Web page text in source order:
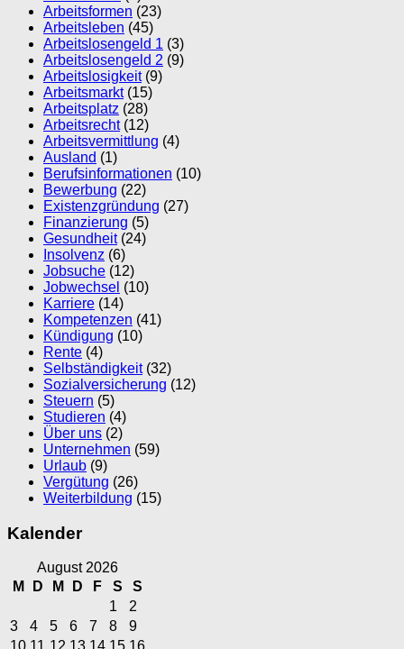
Arbeitsformen (23)
Arbeitsleben (45)
Arbeitslosengeld 1 (3)
Arbeitslosengeld 2 (9)
Arbeitslosigkeit(9)
Arbeitsmarkt(15)
Arbeitsplatz (28)
Arbeitsrecht(12)
Arbeitsvermittlung (4)
Ausland (1)
Berufsinformationen (10)
Bewerbung (22)
Existenzgründung (27)
Finanzierung (5)
Gesundheit(24)
Insolvenz (6)
Jobsuche (12)
Jobwechsel (10)
Karriere (14)
Kompetenzen (41)
Kündigung (10)
Rente (4)
Selbständigkeit(32)
Sozialversicherung (12)
Steuern (5)
Studieren (4)
Über uns (2)
Unternehmen (59)
Urlaub (9)
Vergütung (26)
Weiterbildung (15)
Kalender
August 2026
M
D M D F S
S
1
2
3
4 5 6 7 8
9